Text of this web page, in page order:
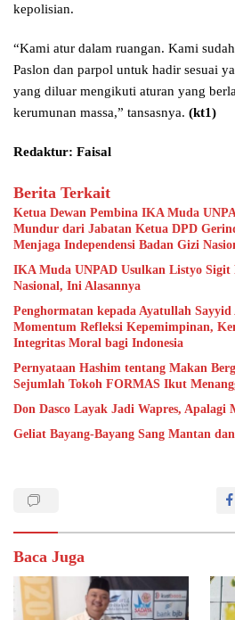
kepolisian.
“Kami atur dalam ruangan. Kami
Paslon dan parpol untuk hadir sesuai
yang diluar mengikuti aturan yang
kerumunan massa,” tansasnya. (kt1)
Redaktur: Faisal
Berita Terkait
Ketua Dewan Pembina IKA Muda
Mundur dari Jabatan Ketua DPD
Menjaga Independensi Badan Gizi
IKA Muda UNPAD Usulkan Listyo Sigit
Nasional, Ini Alasannya
Penghormatan kepada Ayatullah Sayyid
Momentum Refleksi Kepemimpinan,
Integritas Moral bagi Indonesia
Pernyataan Hashim tentang Makan
Sejumlah Tokoh FORMAS Ikut
Don Dasco Layak Jadi Wapres, Apalagi
Geliat Bayang-Bayang Sang Mantan
Baca Juga